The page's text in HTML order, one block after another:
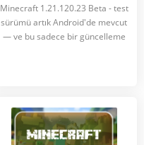
Minecraft 1.21.120.23 Beta - test
sürümü artık Android'de mevcut
— ve bu sadece bir güncelleme